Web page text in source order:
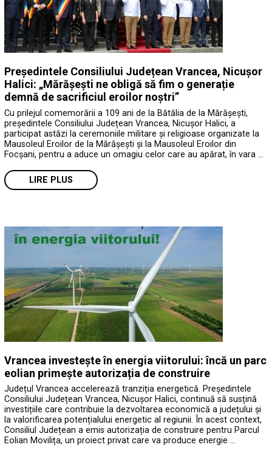
Președintele Consiliului Județean Vrancea, Nicușor
Halici: „Mărășești ne obligă să fim o generație
demnă de sacrificiul eroilor noștri”
Cu prilejul comemorării a 109 ani de la Bătălia de la Mărășești,
președintele Consiliului Județean Vrancea, Nicușor Halici, a
participat astăzi la ceremoniile militare și religioase organizate la
Mausoleul Eroilor de la Mărășești și la Mausoleul Eroilor din
Focșani, pentru a aduce un omagiu celor care au apărat, în vara …
LIRE PLUS
Vrancea investește în energia viitorului: încă un parc
eolian primește autorizația de construire
Județul Vrancea accelerează tranziția energetică. Președintele
Consiliului Județean Vrancea, Nicușor Halici, continuă să susțină
investițiile care contribuie la dezvoltarea economică a județului și
la valorificarea potențialului energetic al regiunii. În acest context,
Consiliul Județean a emis autorizația de construire pentru Parcul
Eolian Movilița, un proiect privat care va produce energie …